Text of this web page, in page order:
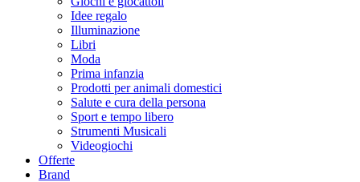
Idee regalo
Illuminazione
Libri
Moda
Prima infanzia
Prodotti per animali domestici
Salute e cura della persona
Sport e tempo libero
Strumenti Musicali
Videogiochi
Offerte
Brand